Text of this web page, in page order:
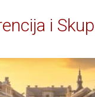
i